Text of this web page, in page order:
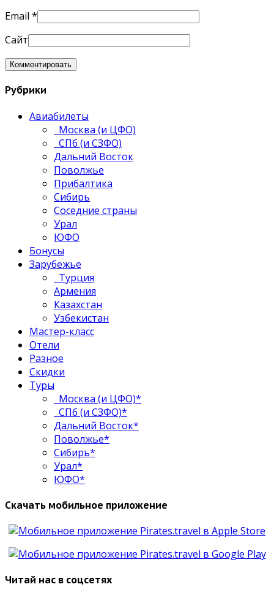
Email *
Сайт
Рубрики
Авиабилеты
Москва (и ЦФО)
СПб (и СЗФО)
Дальний Восток
Поволжье
Прибалтика
Сибирь
Соседние страны
Урал
ЮФО
Бонусы
Зарубежье
Турция
Армения
Казахстан
Узбекистан
Мастер-класс
Отели
Разное
Скидки
Туры
Москва (и ЦФО)*
СПб (и СЗФО)*
Дальний Восток*
Поволжье*
Сибирь*
Урал*
ЮФО*
Скачать мобильное приложение
Читай нас в соцсетях